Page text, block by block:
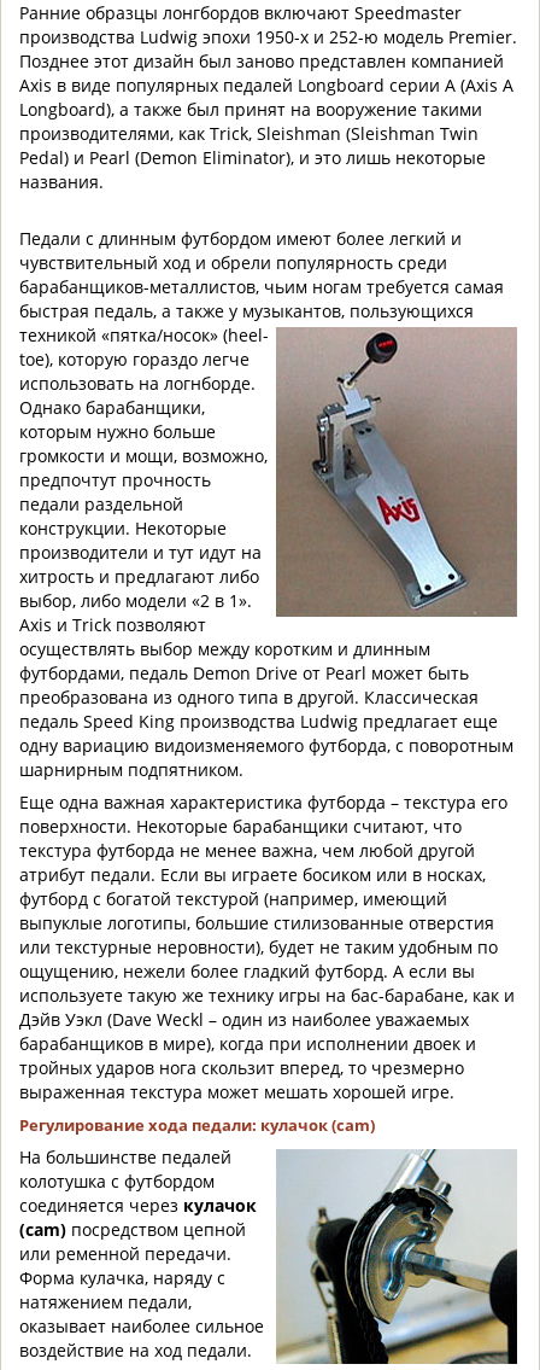
Ранние образцы лонгбордов включают Speedmaster
производства Ludwig эпохи 1950-х и 252-ю модель Premier.
Позднее этот дизайн был заново представлен компанией
Axis в виде популярных педалей Longboard серии A (Axis A
Longboard), а также был принят на вооружение такими
производителями, как Trick, Sleishman (Sleishman Twin
Pedal) и Pearl (Demon Eliminator), и это лишь некоторые
названия.
Педали с длинным футбордом имеют более легкий и
чувствительный ход и обрели популярность среди
барабанщиков-металлистов, чьим ногам требуется самая
быстрая педаль, а также у музыкантов, пользующихся
техникой «пятка/носок» (heel-
toe), которую гораздо легче
использовать на логнборде.
Однако барабанщики,
которым нужно больше
громкости и мощи, возможно,
предпочтут прочность
педали раздельной
конструкции. Некоторые
производители и тут идут на
хитрость и предлагают либо
выбор, либо модели «2 в 1».
Axis и Trick позволяют
осуществлять выбор между коротким и длинным
футбордами, педаль Demon Drive от Pearl может быть
преобразована из одного типа в другой. Классическая
педаль Speed King производства Ludwig предлагает еще
одну вариацию видоизменяемого футборда, с поворотным
шарнирным подпятником.
Еще одна важная характеристика футборда – текстура его
поверхности. Некоторые барабанщики считают, что
текстура футборда не менее важна, чем любой другой
атрибут педали. Если вы играете босиком или в носках,
футборд с богатой текстурой (например, имеющий
выпуклые логотипы, большие стилизованные отверстия
или текстурные неровности), будет не таким удобным по
ощущению, нежели более гладкий футборд. А если вы
используете такую же технику игры на бас-барабане, как и
Дэйв Уэкл (Dave Weckl – один из наиболее уважаемых
барабанщиков в мире), когда при исполнении двоек и
тройных ударов нога скользит вперед, то чрезмерно
выраженная текстура может мешать хорошей игре.
Регулирование хода педали: кулачок (cam)
На большинстве педалей
колотушка с футбордом
соединяется через кулачок
(cam) посредством цепной
или ременной передачи.
Форма кулачка, наряду с
натяжением педали,
оказывает наиболее сильное
воздействие на ход педали.